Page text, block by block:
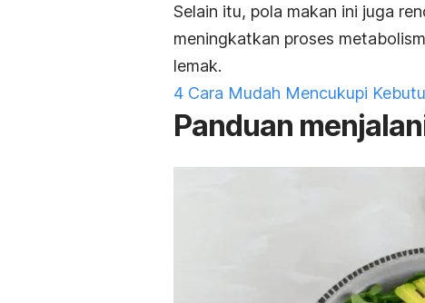
Selain itu, pola makan ini juga
meningkatkan proses
lemak.
4 Cara Mudah Mencukupi
Panduan